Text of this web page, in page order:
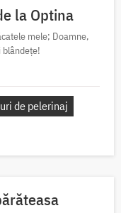
la Optina
mele; Doamne,
de pelerinaj